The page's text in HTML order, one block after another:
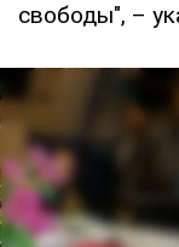
свободы", –